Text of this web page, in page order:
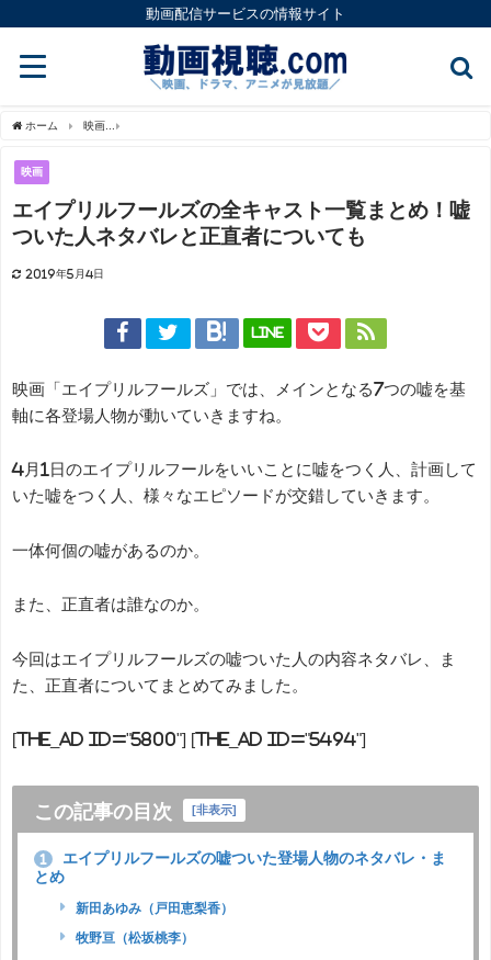
動画配信サービスの情報サイト
ホーム 映画
映画
エイプリルフールズの全キャスト一覧まとめ！嘘
ついた人ネタバレと正直者についても
2019年5月4日
LINE
映画「エイプリルフールズ」では、メインとなる7つの嘘を基
軸に各登場人物が動いていきますね。
4月1日のエイプリルフールをいいことに嘘をつく人、計画して
いた嘘をつく人、様々なエピソードが交錯していきます。
一体何個の嘘があるのか。
また、正直者は誰なのか。
今回はエイプリルフールズの嘘ついた人の内容ネタバレ、ま
た、正直者についてまとめてみました。
[the_ad id="5800"] [the_ad id="5494"]
この記事の目次 [非表示]
1
エイプリルフールズの嘘ついた登場人物のネタバレ・ま
とめ
新田あゆみ（戸田恵梨香）
牧野亘（松坂桃李）